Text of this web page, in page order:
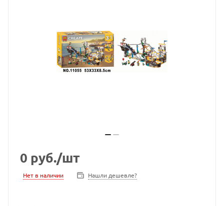
0 руб./шт
Нет в наличии Нашли дешевле?